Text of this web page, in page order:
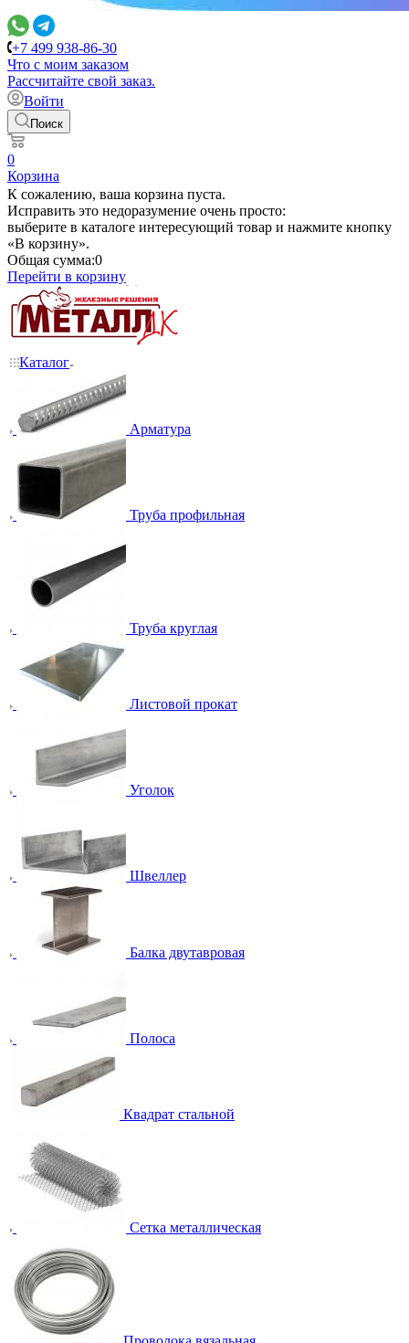
+7 499 938-86-30
Что с моим заказом
Расcчитайте свой заказ.
Войти
Поиск
0
Корзина
К сожалению, ваша корзина пуста.
Исправить это недоразумение очень просто:
выберите в каталоге интересующий товар и нажмите кнопку
«В корзину».
Общая сумма:0
Перейти в корзину
Каталог
Арматура
Труба профильная
Труба круглая
Листовой прокат
Уголок
Швеллер
Балка двутавровая
Полоса
Квадрат стальной
Сетка металлическая